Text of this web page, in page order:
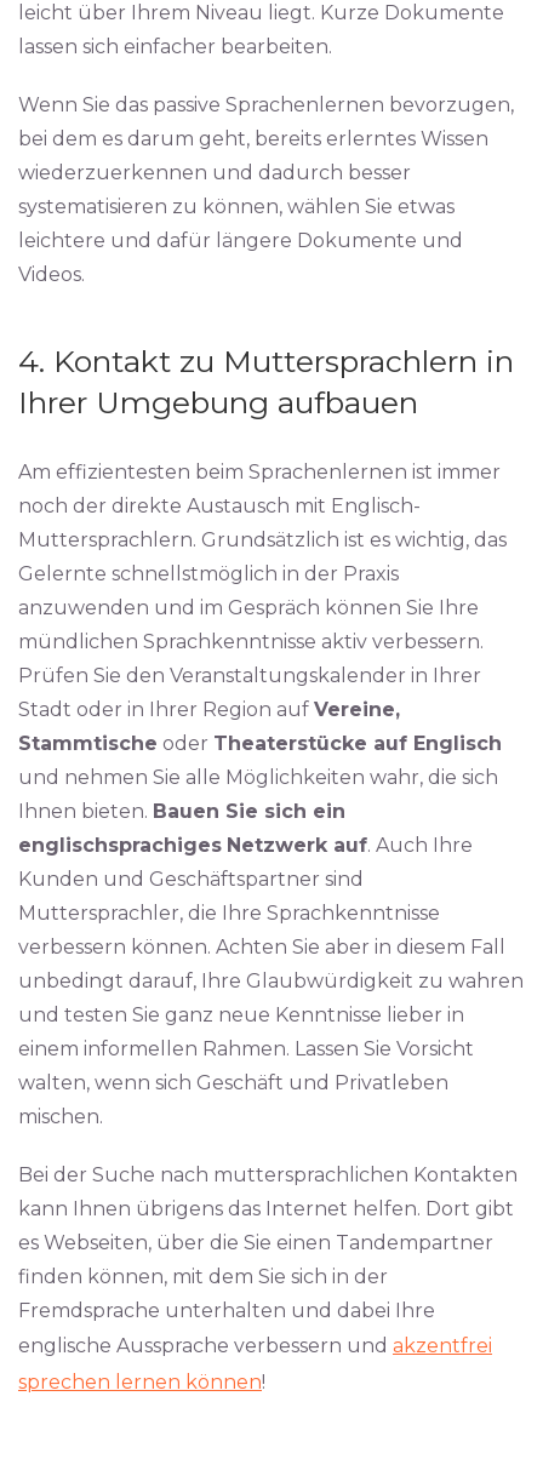
leicht über Ihrem Niveau liegt. Kurze Dokumente
lassen sich einfacher bearbeiten.
Wenn Sie das passive Sprachenlernen bevorzugen,
bei dem es darum geht, bereits erlerntes Wissen
wiederzuerkennen und dadurch besser
systematisieren zu können, wählen Sie etwas
leichtere und dafür längere Dokumente und
Videos.
4. Kontakt zu Muttersprachlern in
Ihrer Umgebung aufbauen
Am effizientesten beim Sprachenlernen ist immer
noch der direkte Austausch mit Englisch-
Muttersprachlern. Grundsätzlich ist es wichtig, das
Gelernte schnellstmöglich in der Praxis
anzuwenden und im Gespräch können Sie Ihre
mündlichen Sprachkenntnisse aktiv verbessern.
Prüfen Sie den Veranstaltungskalender in Ihrer
Stadt oder in Ihrer Region auf Vereine,
Stammtische oder Theaterstücke auf Englisch
und nehmen Sie alle Möglichkeiten wahr, die sich
Ihnen bieten. Bauen Sie sich ein
englischsprachiges Netzwerk auf. Auch Ihre
Kunden und Geschäftspartner sind
Muttersprachler, die Ihre Sprachkenntnisse
verbessern können. Achten Sie aber in diesem Fall
unbedingt darauf, Ihre Glaubwürdigkeit zu wahren
und testen Sie ganz neue Kenntnisse lieber in
einem informellen Rahmen. Lassen Sie Vorsicht
walten, wenn sich Geschäft und Privatleben
mischen.
Bei der Suche nach muttersprachlichen Kontakten
kann Ihnen übrigens das Internet helfen. Dort gibt
es Webseiten, über die Sie einen Tandempartner
finden können, mit dem Sie sich in der
Fremdsprache unterhalten und dabei Ihre
englische Aussprache verbessern und akzentfrei
sprechen lernen können!